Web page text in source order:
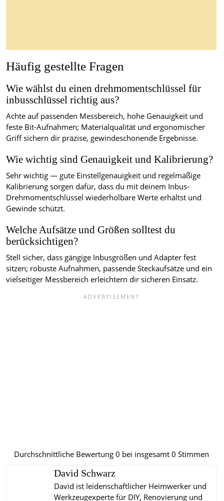
Häufig gestellte Fragen
Wie wählst du einen drehmomentschlüssel für
inbusschlüssel richtig aus?
Achte auf passenden Messbereich, hohe Genauigkeit und
feste Bit-Aufnahmen; Materialqualität und ergonomischer
Griff sichern dir präzise, gewindeschonende Ergebnisse.
Wie wichtig sind Genauigkeit und Kalibrierung?
Sehr wichtig — gute Einstellgenauigkeit und regelmäßige
Kalibrierung sorgen dafür, dass du mit deinem Inbus-
Drehmomentschlüssel wiederholbare Werte erhältst und
Gewinde schützt.
Welche Aufsätze und Größen solltest du
berücksichtigen?
Stell sicher, dass gängige Inbusgrößen und Adapter fest
sitzen; robuste Aufnahmen, passende Steckaufsätze und ein
vielseitiger Messbereich erleichtern dir sicheren Einsatz.
Durchschnittliche Bewertung0 bei insgesamt0 Stimmen
David Schwarz
David ist leidenschaftlicher Heimwerker und
Werkzeugexperte für DIY, Renovierung und